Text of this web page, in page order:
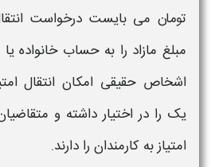
تومان می بایست درخواست
مبلغ مازاد را به حساب خانواده یا
اشخاص حقیقی امکان انتقال
یک را در اختیار داشته و
امتیاز به کارمندان را دارند.